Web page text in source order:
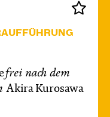
frei nach dem
Akira Kurosawa